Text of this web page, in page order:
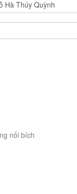
nối bích